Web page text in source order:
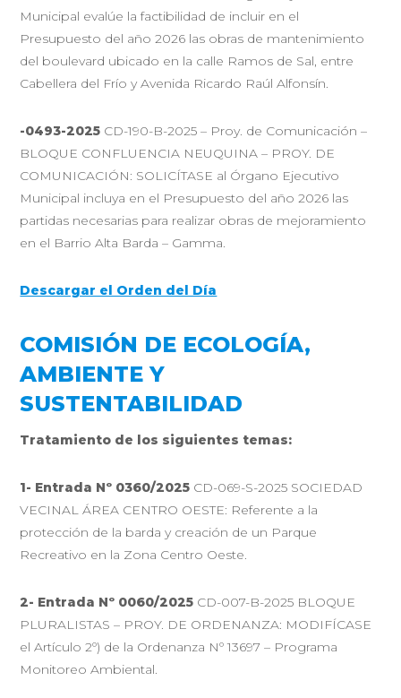
Municipal evalúe la factibilidad de incluir en el
Presupuesto del año 2026 las obras de mantenimiento
del boulevard ubicado en la calle Ramos de Sal, entre
Cabellera del Frío y Avenida Ricardo Raúl Alfonsín.
-0493-2025 CD-190-B-2025 – Proy. de Comunicación –
BLOQUE CONFLUENCIA NEUQUINA – PROY. DE
COMUNICACIÓN: SOLICÍTASE al Órgano Ejecutivo
Municipal incluya en el Presupuesto del año 2026 las
partidas necesarias para realizar obras de mejoramiento
en el Barrio Alta Barda – Gamma.
Descargar el Orden del Día
COMISIÓN DE ECOLOGÍA,
AMBIENTE Y
SUSTENTABILIDAD
Tratamiento de los siguientes temas:
1- Entrada Nº 0360/2025 CD-069-S-2025 SOCIEDAD
VECINAL ÁREA CENTRO OESTE: Referente a la
protección de la barda y creación de un Parque
Recreativo en la Zona Centro Oeste.
2- Entrada Nº 0060/2025 CD-007-B-2025 BLOQUE
PLURALISTAS – PROY. DE ORDENANZA: MODIFÍCASE
el Artículo 2º) de la Ordenanza Nº 13697 – Programa
Monitoreo Ambiental.